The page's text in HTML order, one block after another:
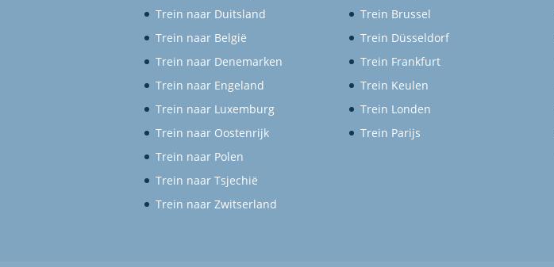
Trein naar Duitsland
Trein naar België
Trein naar Denemarken
Trein naar Engeland
Trein naar Luxemburg
Trein naar Oostenrijk
Trein naar Polen
Trein naar Tsjechië
Trein naar Zwitserland
Trein Brussel
Trein Düsseldorf
Trein Frankfurt
Trein Keulen
Trein Londen
Trein Parijs